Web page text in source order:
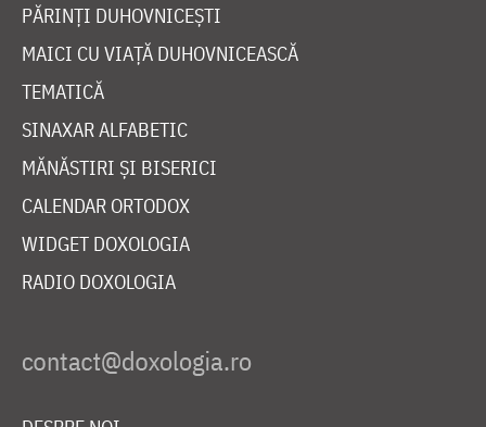
PĂRINȚI DUHOVNICEȘTI
MAICI CU VIAȚĂ DUHOVNICEASCĂ
TEMATICĂ
SINAXAR ALFABETIC
MĂNĂSTIRI ȘI BISERICI
CALENDAR ORTODOX
WIDGET DOXOLOGIA
RADIO DOXOLOGIA